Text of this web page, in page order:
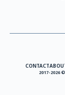
CONTACT
2017-2026